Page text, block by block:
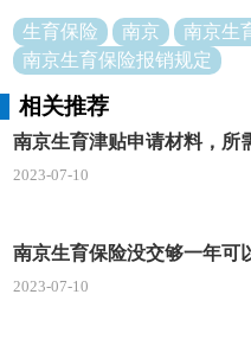
生育保险 南京
南京生
南京生育保险报销规定
相关推荐
南京生育津贴申请材料，所
2023-07-10
南京生育保险没交够一年可
2023-07-10